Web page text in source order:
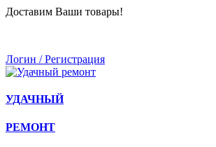
Доставим Ваши товары!
Логин / Регистрация
УДАЧНЫЙ
РЕМОНТ